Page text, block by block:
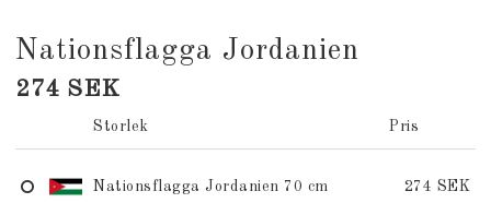
Nationsflagga Jordanien
274 SEK
Storlek Pris
Nationsflagga Jordanien 70 cm 274 SEK